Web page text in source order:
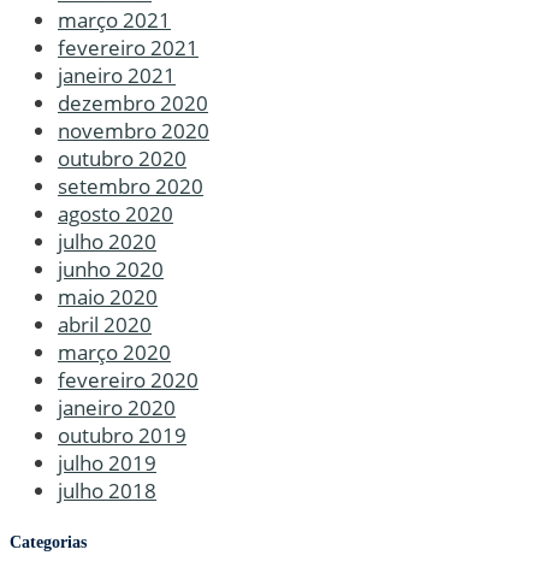
março 2021
fevereiro 2021
janeiro 2021
dezembro 2020
novembro 2020
outubro 2020
setembro 2020
agosto 2020
julho 2020
junho 2020
maio 2020
abril 2020
março 2020
fevereiro 2020
janeiro 2020
outubro 2019
julho 2019
julho 2018
Categorias